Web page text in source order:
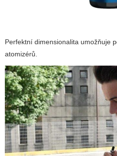
Perfektní dimensionalita umožňuje
atomizérů.